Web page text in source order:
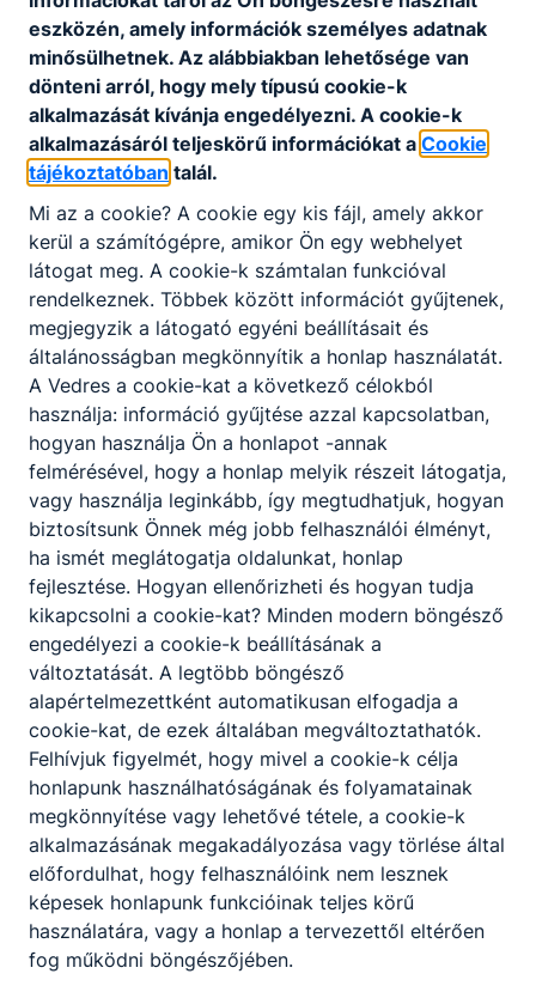
érettségi vizsga birtokában közvetlenül a
munkaerőpiacon szeretnének megjelenni, de azok
számára is, akik műszaki felsőfokú tanulmányokra
készülnek.
KOMPETENCIAELVÁRÁS
Önállóság, térlátás, jó kommunikációs készség,
precizitás, szervezési és irányítási készség,
csapatmunka.
A SZAKKÉPZETTSÉGGEL RENDELKEZŐ
értelmezi és alkalmazza a kivitelezéssel
kapcsolatos műszaki információkat,
tervrajzokat, műszaki leírásokat,
technológiai utasításokat;
szakmai tudásával támogatja a kivitelezés
teljes folyamatát, a minőség és a
hatékonyság növelése érdekében;
biztosítja a műszaki leírásnak, a vonatkozó
jogszabályoknak és előírásoknak való
megfelelést, valamint az anyagokra és a
munka minőségére előírt szabványok
betartását;
a kivitelezés során előkészíti a kivitelezés
folyamatait, megszervezi és biztosítja a
munkavégzéshez szükséges erőforrásokat;
kiviteli és organizációs terveket egyeztet,
részt vesz a kivitelezési munkák
folyamatainak összehangolásában,
szervezésében, lebonyolításában,
irányításában és ellenőrzésében;
a terveket digitális formában is kezeli,
eszközén, amely információk személyes adatnak
minősülhetnek. Az alábbiakban lehetősége van
dönteni arról, hogy mely típusú cookie-k
alkalmazását kívánja engedélyezni. A cookie-k
alkalmazásáról teljeskörű információkat a Cookie
tájékoztatóban talál.
Mi az a cookie? A cookie egy kis fájl, amely akkor
kerül a számítógépre, amikor Ön egy webhelyet
látogat meg. A cookie-k számtalan funkcióval
rendelkeznek. Többek között információt gyűjtenek,
megjegyzik a látogató egyéni beállításait és
általánosságban megkönnyítik a honlap használatát.
A Vedres a cookie-kat a következő célokból
használja: információ gyűjtése azzal kapcsolatban,
hogyan használja Ön a honlapot -annak
felmérésével, hogy a honlap melyik részeit látogatja,
vagy használja leginkább, így megtudhatjuk, hogyan
biztosítsunk Önnek még jobb felhasználói élményt,
ha ismét meglátogatja oldalunkat, honlap
fejlesztése. Hogyan ellenőrizheti és hogyan tudja
kikapcsolni a cookie-kat? Minden modern böngésző
engedélyezi a cookie-k beállításának a
változtatását. A legtöbb böngésző
alapértelmezettként automatikusan elfogadja a
cookie-kat, de ezek általában megváltoztathatók.
Felhívjuk figyelmét, hogy mivel a cookie-k célja
honlapunk használhatóságának és folyamatainak
megkönnyítése vagy lehetővé tétele, a cookie-k
alkalmazásának megakadályozása vagy törlése által
előfordulhat, hogy felhasználóink nem lesznek
képesek honlapunk funkcióinak teljes körű
használatára, vagy a honlap a tervezettől eltérően
fog működni böngészőjében.